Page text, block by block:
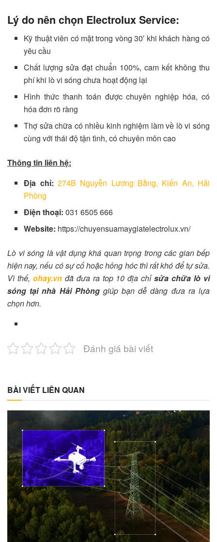
Lý do nên chọn Electrolux Service:
Kỹ thuật viên có mặt trong vòng 30′ khi khách hàng có
yêu cầu
Chất lượng sửa đạt chuẩn 100%, cam kết không thu
phí khi lò vi sóng chưa hoạt động lại
Hình thức thanh toán được chuyên nghiệp hóa, có
hóa đơn rõ ràng
Thợ sửa chữa có nhiều kinh nghiệm làm về lò vi sóng
cùng với thái độ tận tình, có chuyên môn cao
Thông tin liên hệ:
Địa chỉ: 274B Nguyễn Lương Bằng, Kiến An, Hải
Phòng
Điện thoại:031 6505 666
Website: https://chuyensuamaygiatelectrolux.vn/
Lò vi sóng là vật dụng khá quan trọng trong các gian bếp
hiện nay, nếu có sự cố hoặc hỏng hóc thì rất khó để tự sửa.
Vì thế, ohay.vnđã đưa ra top 10 địa chỉsửa chữa lò vi
sóng tại nhà Hải Phònggiúp bạn dễ dàng đưa ra lựa
chọn hơn.
Đánh giá bài viết
BÀI VIẾT LIÊN QUAN